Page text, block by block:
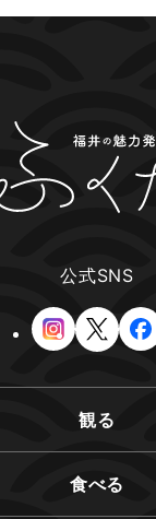
公式SNS
観る
食べる